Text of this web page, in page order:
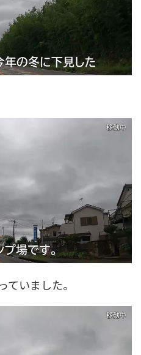
いました。